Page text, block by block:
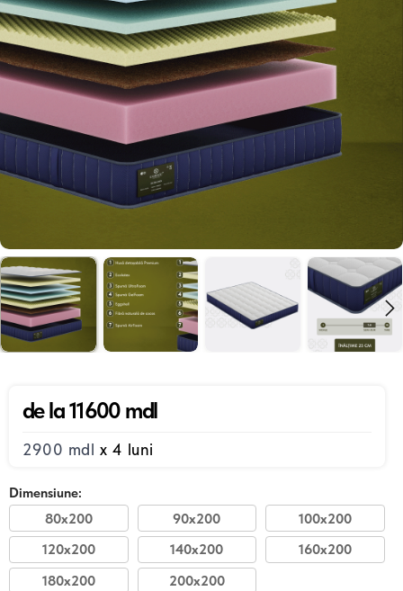
de la 22200 mdl
de la 11600 mdl
2900 mdl x 4 luni
Dimensiune:
80x200 90x200
100x200
120x200
140x200
160x200
180x200
200x200